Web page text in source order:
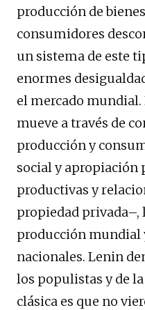
producción de
consumidores
un sistema de este
enormes
el mercado
mueve a través de
producción y
social y apropiación
productivas y
propiedad privada–,
producción mundial
nacionales. Lenin
los populistas y de
clásica es que no